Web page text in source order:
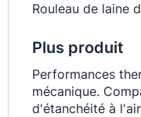
Rouleau de laine
Plus produit
Performances
mécanique.
d'étanchéité à